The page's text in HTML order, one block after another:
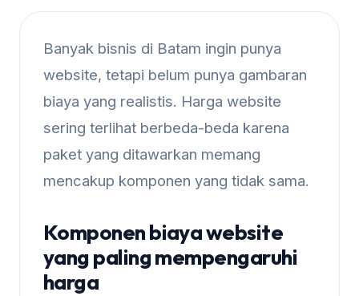
Banyak bisnis di Batam ingin punya
website, tetapi belum punya gambaran
biaya yang realistis. Harga website
sering terlihat berbeda-beda karena
paket yang ditawarkan memang
mencakup komponen yang tidak sama.
Komponen biaya website
yang paling mempengaruhi
harga